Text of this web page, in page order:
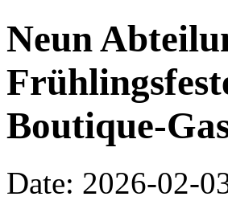
Neun
Boutique-
Date: 2026-02-